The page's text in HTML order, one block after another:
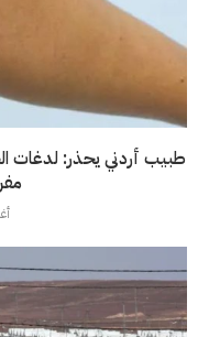
طبيب أردني يحذر: